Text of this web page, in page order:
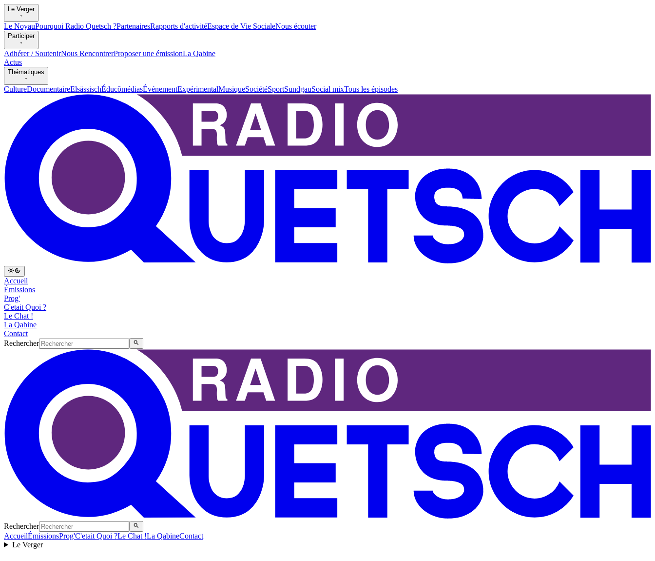
Le Verger
Le NoyauPourquoi Radio Quetsch ?PartenairesRapports d'activitéEspace de Vie SocialeNous écouter
Participer
Adhérer / SoutenirNous RencontrerProposer une émissionLa Qabine
Actus
Thématiques
CultureDocumentaireElsässischÉducômédiasÉvénementExpérimentalMusiqueSociétéSportSundgauSocial mixTous les épisodes
Accueil
Émissions
Prog'
C'etait Quoi ?
Le Chat !
La Qabine
Contact
Rechercher
Rechercher
AccueilÉmissionsProg'C'etait Quoi ?Le Chat !La QabineContact
Le Verger